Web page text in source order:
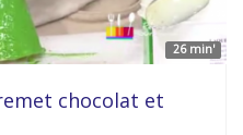
26 min'
chocolat et